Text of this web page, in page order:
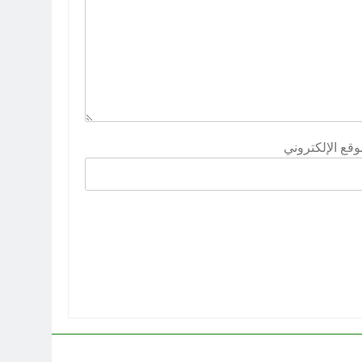
الإلكتروني